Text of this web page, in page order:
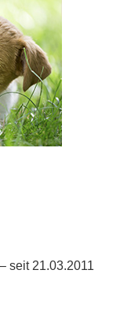
seit 21.03.2011